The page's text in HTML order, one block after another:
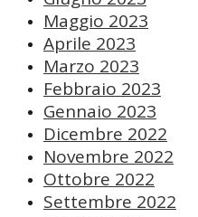
Maggio 2023
Aprile 2023
Marzo 2023
Febbraio 2023
Gennaio 2023
Dicembre 2022
Novembre 2022
Ottobre 2022
Settembre 2022